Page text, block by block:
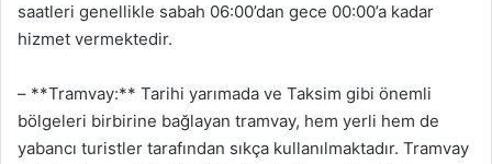
saatleri genellikle sabah 06:00’dan gece 00:00’a kadar
hizmet vermektedir.
– **Tramvay:** Tarihi yarımada ve Taksim gibi önemli
bölgeleri birbirine bağlayan tramvay, hem yerli hem de
yabancı turistler tarafından sıkça kullanılmaktadır. Tramvay